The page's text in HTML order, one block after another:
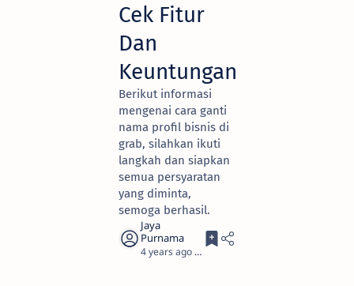
Cek Fitur
Dan
Keuntungan
Berikut informasi
mengenai cara ganti
nama profil bisnis di
grab, silahkan ikuti
langkah dan siapkan
semua persyaratan
yang diminta,
semoga berhasil.
4 years ago 3